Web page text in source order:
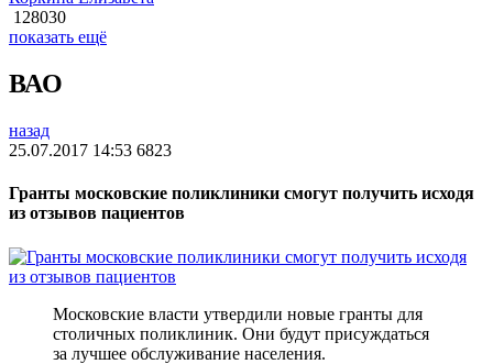
128030
показать ещё
ВАО
назад
25.07.2017 14:53 6823
Гранты московские поликлиники смогут получить исходя
из отзывов пациентов
Московские власти утвердили новые гранты для
столичных поликлиник. Они будут присуждаться
за лучшее обслуживание населения.